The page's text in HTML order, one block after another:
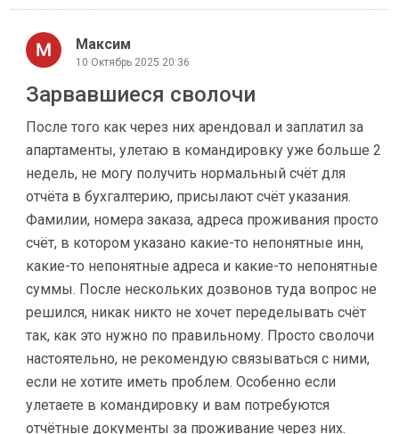
Максим
10 Октябрь 2025 20:36
Зарвавшиеся сволочи
После того как через них арендовал и заплатил за
апартаменты, улетаю в командировку уже больше 2
недель, не могу получить нормальный счёт для
отчёта в бухгалтерию, присылают счёт указания.
Фамилии, номера заказа, адреса проживания просто
счёт, в котором указано какие-то непонятные инн,
какие-то непонятные адреса и какие-то непонятные
суммы. После нескольких дозвонов туда вопрос не
решился, никак никто не хочет переделывать счёт
так, как это нужно по правильному. Просто сволочи
настоятельно, не рекомендую связываться с ними,
если не хотите иметь проблем. Особенно если
улетаете в командировку и вам потребуются
отчётные документы за проживание через них.